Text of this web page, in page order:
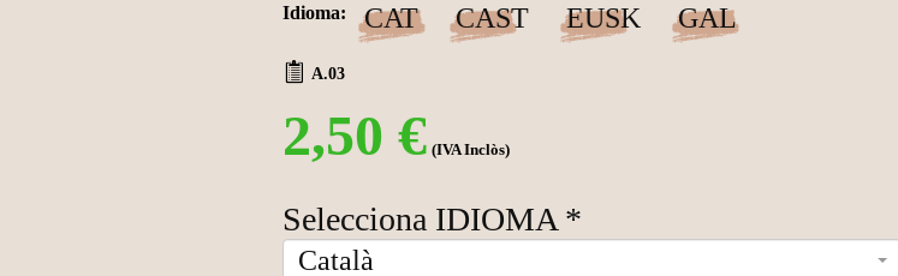
Idioma: CAT CAST EUSK GAL
A.03
2,50 € (IVA Inclòs)
Selecciona IDIOMA *
Català